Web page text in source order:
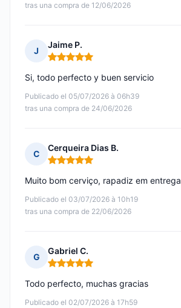
tras una compra de 12/06/2026
J
Jaime P.
Nota: 5 de 5
Publicado el 05/07/2026 à 06h39
tras una compra de 24/06/2026
Si, todo perfecto y buen servicio
C
Cerqueira Dias B.
Nota: 5 de 5
Publicado el 03/07/2026 à 10h19
tras una compra de 22/06/2026
Muito bom cerviço, rapadiz em entrega
G
Gabriel C.
Nota: 5 de 5
Publicado el 02/07/2026 à 17h59
Todo perfecto, muchas gracias